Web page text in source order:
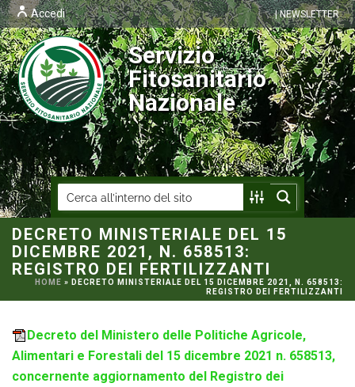
| NEWSLETTER
Accedi
Servizio
Fitosanitario
Nazionale
DECRETO MINISTERIALE DEL 15
DICEMBRE 2021, N. 658513:
REGISTRO DEI FERTILIZZANTI
HOME » DECRETO MINISTERIALE DEL 15 DICEMBRE 2021, N. 658513:
REGISTRO DEI FERTILIZZANTI
Decreto del Ministero delle Politiche Agricole,
Alimentari e Forestali del 15 dicembre 2021 n. 658513,
concernente aggiornamento del Registro dei